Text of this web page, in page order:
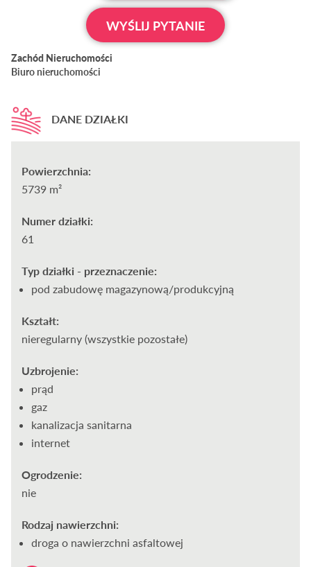
WYŚLIJ PYTANIE
Zachód Nieruchomości
Biuro nieruchomości
DANE DZIAŁKI
Powierzchnia:
5739 m²
Numer działki:
61
Typ działki - przeznaczenie:
pod zabudowę magazynową/produkcyjną
Kształt:
nieregularny (wszystkie pozostałe)
Uzbrojenie:
prąd
gaz
kanalizacja sanitarna
internet
Ogrodzenie:
nie
Rodzaj nawierzchni:
droga o nawierzchni asfaltowej